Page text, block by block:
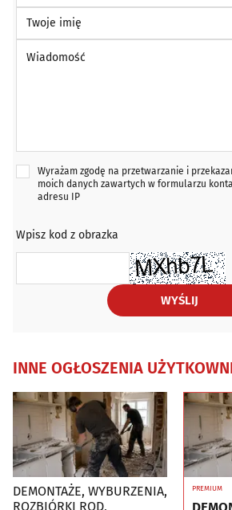
Twoje imię
Wyrażam zgodę na przetwarzanie i
moich danych zawartych w formularzu
adresu IP
Wpisz kod z obrazka
WYŚLIJ
INNE OGŁOSZENIA
DEMONTAŻE, WYBURZENIA,
ROZBIÓRKI ROD,
PREMIUM